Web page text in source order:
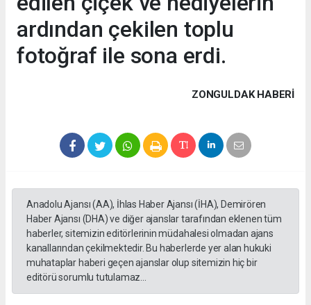
ardından çekilen toplu
fotoğraf ile sona erdi.
ZONGULDAK HABERİ
Anadolu Ajansı (AA), İhlas Haber Ajansı (İHA), Demirören
Haber Ajansı (DHA) ve diğer ajanslar tarafından eklenen tüm
haberler, sitemizin editörlerinin müdahalesi olmadan ajans
kanallarından çekilmektedir. Bu haberlerde yer alan hukuki
muhataplar haberi geçen ajanslar olup sitemizin hiç bir
editörü sorumlu tutulamaz...